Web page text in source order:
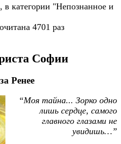
в категории "Непознанное и
4701 раз
Софии
Ренее
“Моя тайна... Зорко одно
лишь сердце, самого
главного глазами не
увидишь…”